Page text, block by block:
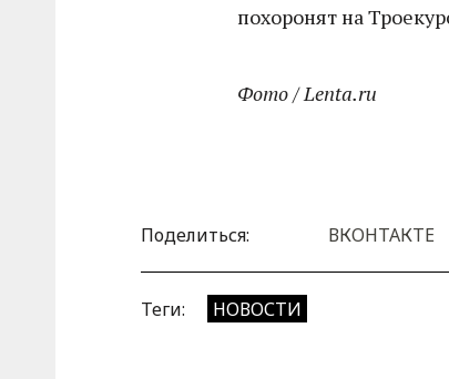
похоронят на
Фото / Lenta.ru
Поделиться: ВКОНТАКТЕ
Теги: НОВОСТИ